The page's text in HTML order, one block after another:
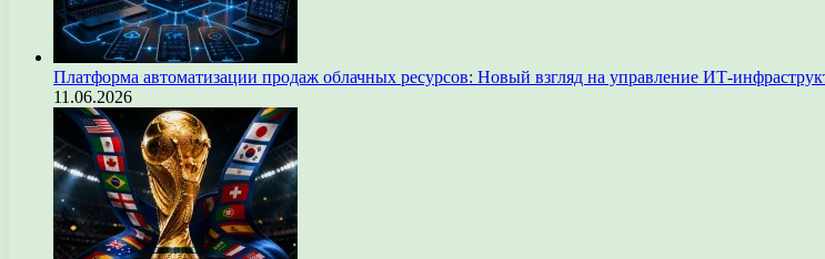
Платформа автоматизации продаж облачных ресурсов: Новый взгляд на управление ИТ-
11.06.2026